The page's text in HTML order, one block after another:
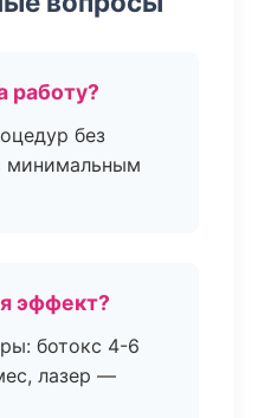
работу?
без
минимальным
эффект?
ботокс 4-6
лазер —